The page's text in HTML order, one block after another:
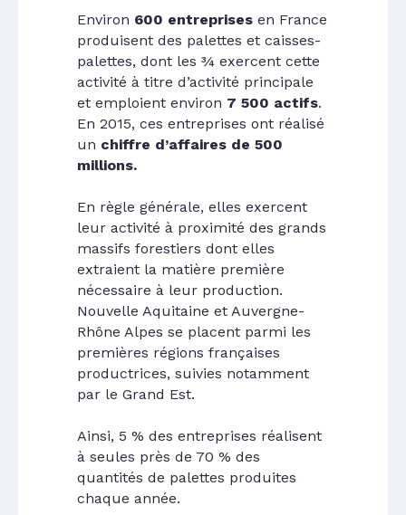
Environ 600 entreprises en France
produisent des palettes et caisses-
palettes, dont les ¾ exercent cette
activité à titre d’activité principale
et emploient environ 7 500 actifs.
En 2015, ces entreprises ont réalisé
un chiffre d’affaires de 500
millions.
En règle générale, elles exercent
leur activité à proximité des grands
massifs forestiers dont elles
extraient la matière première
nécessaire à leur production.
Nouvelle Aquitaine et Auvergne-
Rhône Alpes se placent parmi les
premières régions françaises
productrices, suivies notamment
par le Grand Est.
Ainsi, 5 % des entreprises réalisent
à seules près de 70 % des
quantités de palettes produites
chaque année.